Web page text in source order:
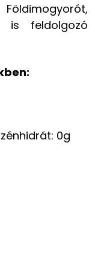
Földimogyorót,
is feldolgozó
0g